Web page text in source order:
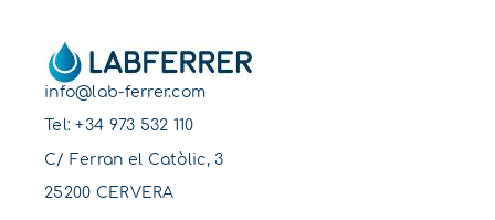
info@lab-ferrer.com
Tel:+34 973 532 110
C/ Ferran el Catòlic, 3
25200 CERVERA